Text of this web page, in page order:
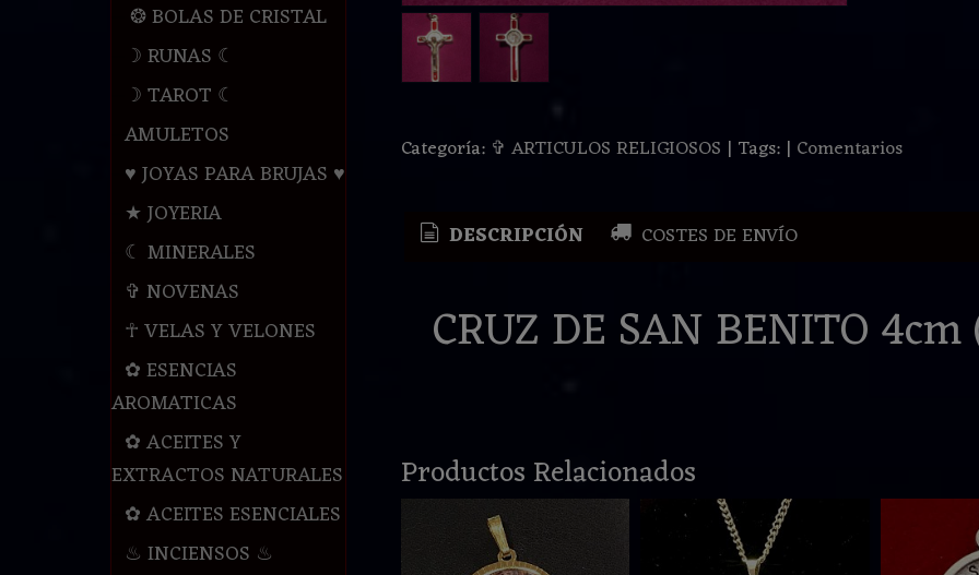
❂ BOLAS DE CRISTAL
☽ RUNAS ☾
☽ TAROT ☾
AMULETOS
♥ JOYAS PARA BRUJAS ♥
★ JOYERIA
☾ MINERALES
✞ NOVENAS
☥ VELAS Y VELONES
✿ ESENCIAS
AROMATICAS
✿ ACEITES Y
EXTRACTOS NATURALES
✿ ACEITES ESENCIALES
♨ INCIENSOS ♨
Categoría: ✞ ARTICULOS RELIGIOSOS | Tags: | Comentarios
DESCRIPCIÓN COSTES DE ENVÍO
CRUZ DE SAN BENITO
Productos Relacionados